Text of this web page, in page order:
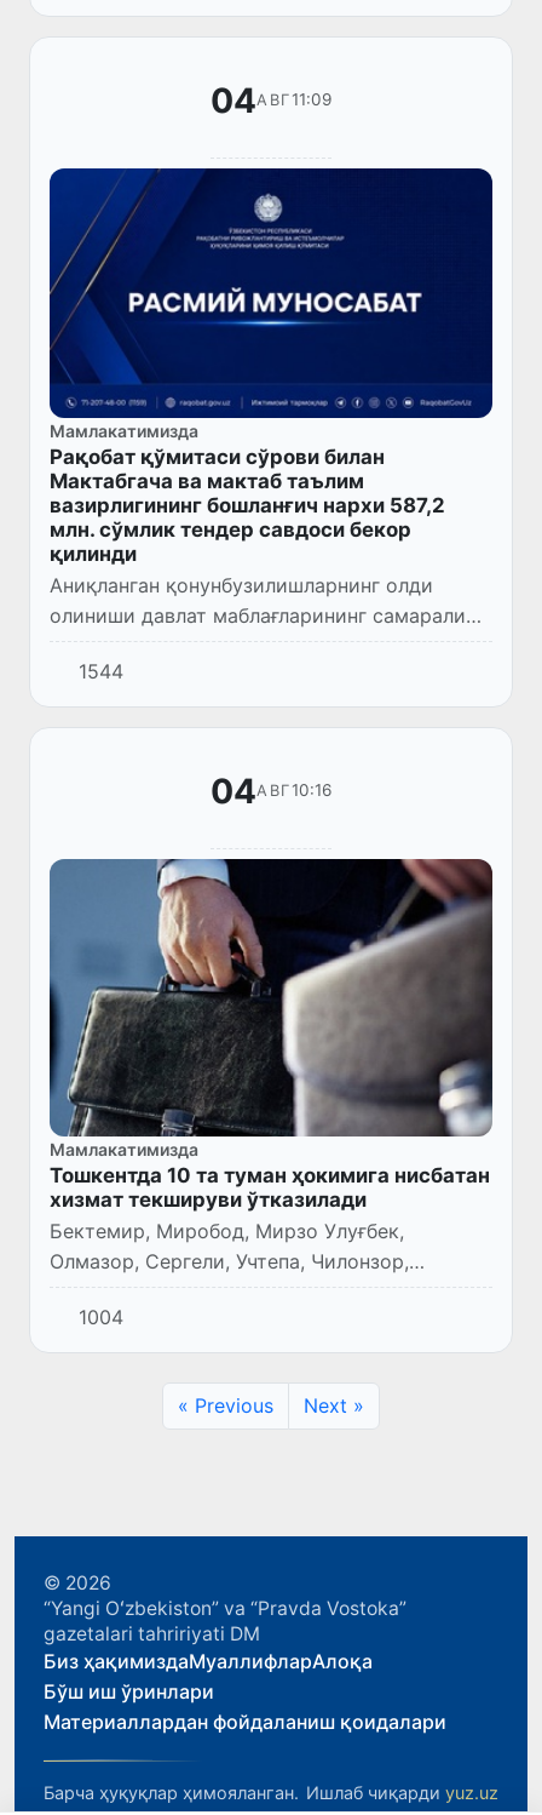
04АВГ11:09
Мамлакатимизда
Рақобат қўмитаси сўрови билан
Мактабгача ва мактаб таълим
вазирлигининг бошланғич нархи 587,2
млн. сўмлик тендер савдоси бекор
қилинди
Аниқланган қонунбузилишларнинг олди
олиниши давлат маблағларининг самарали
ва шаффоф сарфланишини таъминлайди, шу
билан бирга тадбиркорлар учун очиқ ва
адолатли рақобат муҳитини ша...
1544
04АВГ10:16
Мамлакатимизда
Тошкентда 10 та туман ҳокимига нисбатан
хизмат текшируви ўтказилади
Бектемир, Миробод, Мирзо Улуғбек,
Олмазор, Сергели, Учтепа, Чилонзор,
Шайхонтоҳур, Юнусобод ва Яшнобод
туманлари ҳокимларига нисбатан текширув
олиб борилади.
1004
« Previous Next »
© 2026
“Yangi Oʻzbekiston” va “Pravda Vostoka”
gazetalari tahririyati DM
Биз ҳақимиздаМуаллифларАлоқа
Бўш иш ўринлари
Материаллардан фойдаланиш қоидалари
Барча ҳуқуқлар ҳимояланган. Ишлаб чиқарди yuz.uz